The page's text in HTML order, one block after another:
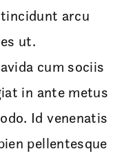
arcu
ut.
cum sociis
in ante metus
Id venenatis
pellentesque